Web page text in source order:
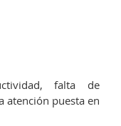
falta de
atención puesta en